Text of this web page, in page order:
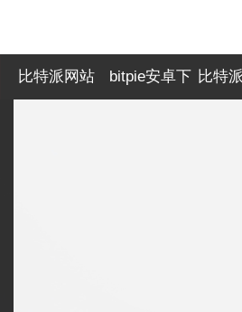
比特派网站 bitpie安卓下 比特